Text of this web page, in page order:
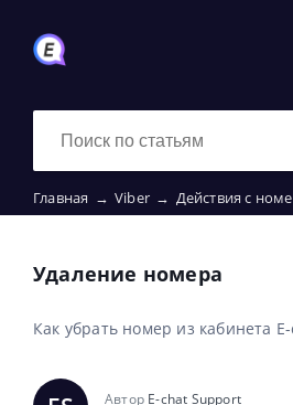
Главная → Viber → Действия с
Удаление номера
Как убрать номер из кабинета
Автор E-chat Support